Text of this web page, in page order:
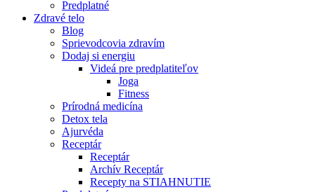
Predplatné
Zdravé telo
Blog
Sprievodcovia zdravím
Dodaj si energiu
Videá pre predplatiteľov
Joga
Fitness
Prírodná medicína
Detox tela
Ajurvéda
Receptár
Receptár
Archív Receptár
Recepty na STIAHNUTIE